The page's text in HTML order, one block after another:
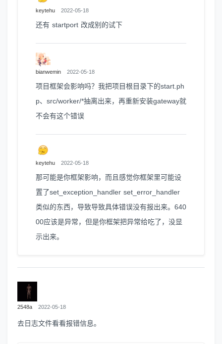
keytehu 2022-05-18
还有 startport 改成别的试下
bianwemin 2022-05-18
项目框架会影响吗？我把项目根目录下的start.ph
p、src/worker/*抽离出来，再重新安装gateway就
不会有这个错误
keytehu 2022-05-18
那可能是你框架影响，而且感觉你框架里可能设
置了set_exception_handler set_error_handler
类似的东西，导致导致具体错误没有报出来。640
00应该是异常，但是你框架把异常给吃了，没显
示出来。
2548a 2022-05-18
去日志文件看看报错信息。